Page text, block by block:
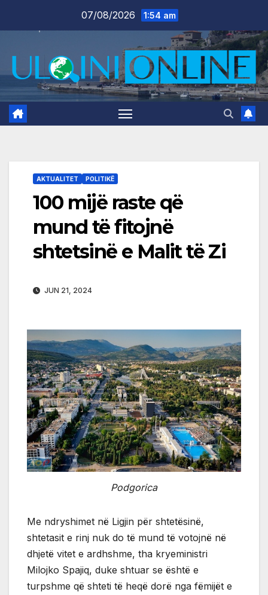
07/08/2026 1:54 am
AKTUALITET POLITIKË
100 mijë raste që
mund të fitojnë
shtetsinë e Malit të Zi
JUN 21, 2024
Podgorica
Me ndryshimet në Ligjin për shtetësinë,
shtetasit e rinj nuk do të mund të votojnë në
dhjetë vitet e ardhshme, tha kryeministri
Milojko Spajiq, duke shtuar se është e
turpshme që shteti të heqë dorë nga fëmijët e